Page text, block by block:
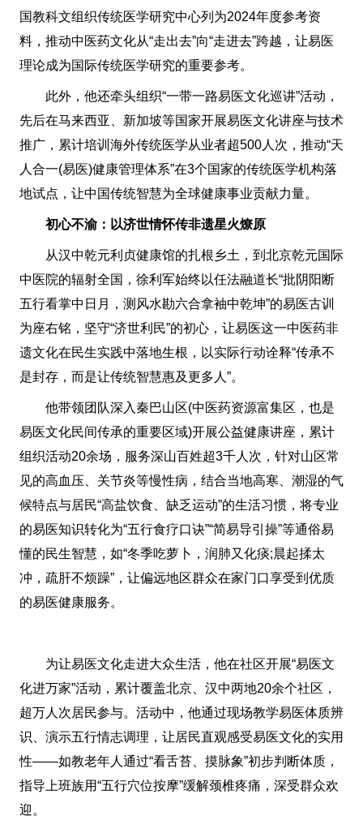
国教科文组织传统医学研究中心列为2024年度参考资
料，推动中医药文化从“走出去”向“走进去”跨越，让易医
理论成为国际传统医学研究的重要参考。
此外，他还牵头组织“一带一路易医文化巡讲”活动，
先后在马来西亚、新加坡等国家开展易医文化讲座与技术
推广，累计培训海外传统医学从业者超500人次，推动“天
人合一(易医)健康管理体系”在3个国家的传统医学机构落
地试点，让中国传统智慧为全球健康事业贡献力量。
初心不渝：以济世情怀传非遗星火燎原
从汉中乾元利贞健康馆的扎根乡土，到北京乾元国际
中医院的辐射全国，徐利军始终以任法融道长“批阴阳断
五行看掌中日月，测风水勘六合拿袖中乾坤”的易医古训
为座右铭，坚守“济世利民”的初心，让易医这一中医药非
遗文化在民生实践中落地生根，以实际行动诠释“传承不
是封存，而是让传统智慧惠及更多人”。
他带领团队深入秦巴山区(中医药资源富集区，也是
易医文化民间传承的重要区域)开展公益健康讲座，累计
组织活动20余场，服务深山百姓超3千人次，针对山区常
见的高血压、关节炎等慢性病，结合当地高寒、潮湿的气
候特点与居民“高盐饮食、缺乏运动”的生活习惯，将专业
的易医知识转化为“五行食疗口诀”“简易导引操”等通俗易
懂的民生智慧，如“冬季吃萝卜，润肺又化痰;晨起揉太
冲，疏肝不烦躁”，让偏远地区群众在家门口享受到优质
的易医健康服务。
为让易医文化走进大众生活，他在社区开展“易医文
化进万家”活动，累计覆盖北京、汉中两地20余个社区，
超万人次居民参与。活动中，他通过现场教学易医体质辨
识、演示五行情志调理，让居民直观感受易医文化的实用
性——如教老年人通过“看舌苔、摸脉象”初步判断体质，
指导上班族用“五行穴位按摩”缓解颈椎疼痛，深受群众欢
迎。